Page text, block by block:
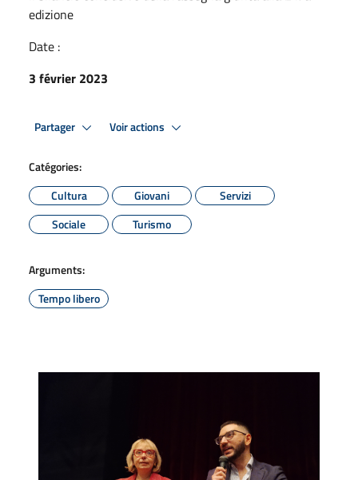
edizione
Date :
3 février 2023
Partager Voir actions
Catégories:
Cultura
Giovani
Servizi
Sociale
Turismo
Arguments:
Tempo libero